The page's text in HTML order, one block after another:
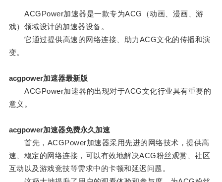
ACGPower加速器是一款专为ACG（动画、漫画、游
戏）领域设计的加速器设备。
它通过提供高速的网络连接、助力ACG文化的传播和演
变。
acgpower加速器最新版
ACGPower加速器的出现对于ACG文化行业具有重要的
意义。
acgpower加速器免费永久加速
首先，ACGPower加速器采用先进的网络技术，提供高
速、稳定的网络连接，可以有效地解决ACG粉丝观赏、社区
互动以及游戏竞技等需求中的卡顿和延迟问题。